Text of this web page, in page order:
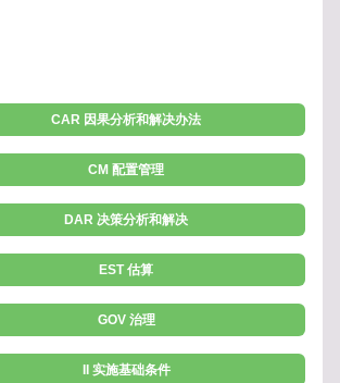
CAR 因果分析和解决办法
CM 配置管理
DAR 决策分析和解决
EST 估算
GOV 治理
II 实施基础条件